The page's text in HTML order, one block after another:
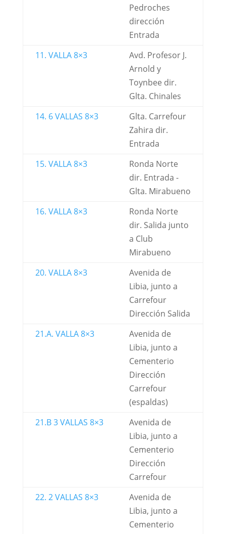
Pedroches
dirección
Entrada
11. VALLA 8×3
Avd. Profesor J.
Arnold y
Toynbee dir.
Glta. Chinales
14. 6 VALLAS 8×3
Glta. Carrefour
Zahira dir.
Entrada
15. VALLA 8×3
Ronda Norte
dir. Entrada -
Glta. Mirabueno
16. VALLA 8×3
Ronda Norte
dir. Salida junto
a Club
Mirabueno
20. VALLA 8×3
Avenida de
Libia, junto a
Carrefour
Dirección Salida
21.A. VALLA 8×3
Avenida de
Libia, junto a
Cementerio
Dirección
Carrefour
(espaldas)
21.B 3 VALLAS 8×3
Avenida de
Libia, junto a
Cementerio
Dirección
Carrefour
22. 2 VALLAS 8×3
Avenida de
Libia, junto a
Cementerio